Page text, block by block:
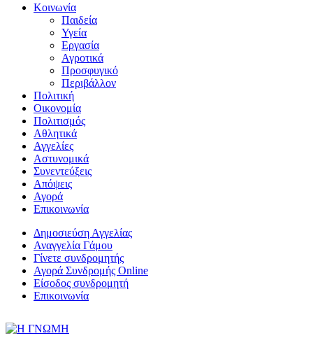
Κοινωνία
Παιδεία
Υγεία
Εργασία
Αγροτικά
Προσφυγικό
Περιβάλλον
Πολιτική
Οικονομία
Πολιτισμός
Αθλητικά
Αγγελίες
Αστυνομικά
Συνεντεύξεις
Απόψεις
Αγορά
Επικοινωνία
Δημοσιεύση Αγγελίας
Αναγγελία Γάμου
Γίνετε συνδρομητής
Αγορά Συνδρομής Online
Είσοδος συνδρομητή
Επικοινωνία